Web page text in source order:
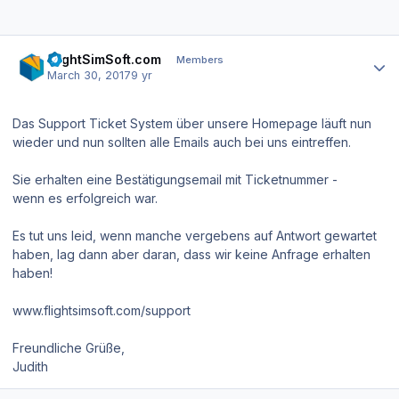
FlightSimSoft.com Members
March 30, 20179 yr
Das Support Ticket System über unsere Homepage läuft nun
wieder und nun sollten alle Emails auch bei uns eintreffen.
Sie erhalten eine Bestätigungsemail mit Ticketnummer -
wenn es erfolgreich war.
Es tut uns leid, wenn manche vergebens auf Antwort gewartet
haben, lag dann aber daran, dass wir keine Anfrage erhalten
haben!
www.flightsimsoft.com/support
Freundliche Grüße,
Judith